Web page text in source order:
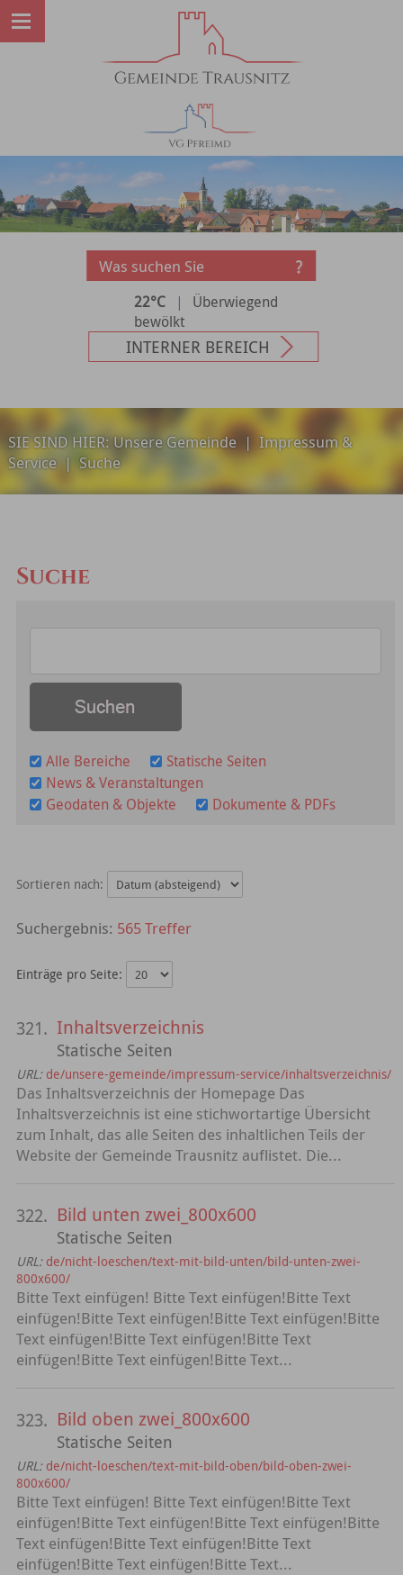
22°C |
Überwiegend
bewölkt
INTERNER BEREICH
SIE SIND HIER:Unsere Gemeinde| Impressum &
Service| Suche
Suche
Alle Bereiche
Statische Seiten
News & Veranstaltungen
Geodaten & Objekte
Dokumente & PDFs
Sortieren nach:
565 Treffer
Einträge pro Seite:
321. Inhaltsverzeichnis
Statische Seiten
URL: de/unsere-gemeinde/impressum-service/inhaltsverzeichnis/
Das Inhaltsverzeichnis der Homepage Das
Inhaltsverzeichnis ist eine stichwortartige Übersicht
zum Inhalt, das alle Seiten des inhaltlichen Teils der
Website der Gemeinde Trausnitz auflistet. Die...
322. Bild unten zwei_800x600
Statische Seiten
URL: de/nicht-loeschen/text-mit-bild-unten/bild-unten-zwei-
800x600/
Bitte Text einfügen! Bitte Text einfügen!Bitte Text
einfügen!Bitte Text einfügen!Bitte Text einfügen!Bitte
Text einfügen!Bitte Text einfügen!Bitte Text
einfügen!Bitte Text einfügen!Bitte Text...
323. Bild oben zwei_800x600
Statische Seiten
URL: de/nicht-loeschen/text-mit-bild-oben/bild-oben-zwei-
800x600/
Bitte Text einfügen! Bitte Text einfügen!Bitte Text
einfügen!Bitte Text einfügen!Bitte Text einfügen!Bitte
Text einfügen!Bitte Text einfügen!Bitte Text
einfügen!Bitte Text einfügen!Bitte Text...